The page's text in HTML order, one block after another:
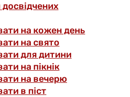
на кожен день
на свято
для дитини
на пікнік
на вечерю
в піст